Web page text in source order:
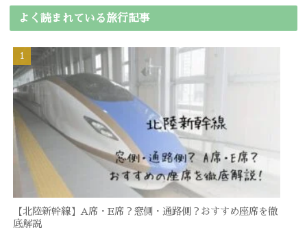
よく読まれている旅行記事
【北陸新幹線】A席・E席？窓側・通路側？おすすめ座席を徹
底解説